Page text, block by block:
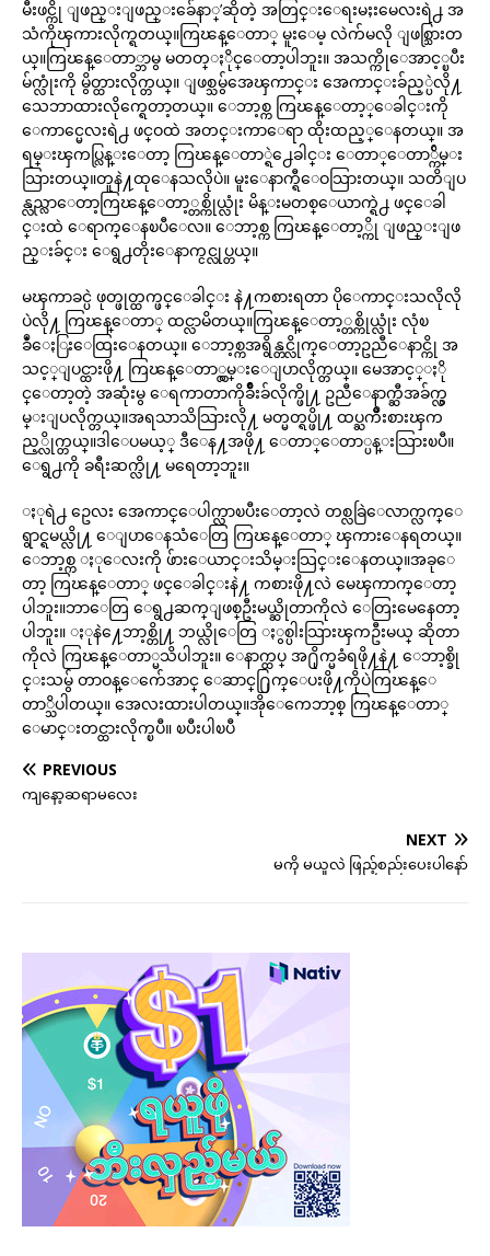
မီးဖင္ကို ျဖည္းျဖည္းခ်ေနာ္’ဆိုတဲ့ အတြင္းေရးမႈးမေလးရဲ႕ အ
သံကိုၾကားလိုက္ရတယ္။ကြၽန္ေတာ္ မူးေမ့ လဲက်မလို ျဖစ္သြားတ
ယ္။ကြၽန္ေတာ္ဘာမွ မတတ္ႏိုင္ေတာ့ပါဘူး။ အသက္ကိုေအာင့္ၿပီး
မ်က္လုံးကို မွိတ္ထားလိုက္တယ္။ ျဖစ္သမွ်အေၾကာင္း အေကာင္းခ်ည့္ပဲလို႔
သေဘာထားလိုက္ရေတာ့တယ္။ ေဘာ့စ္က ကြၽန္ေတာ့္ေခါင္းကို
ေကာင္မေလးရဲ႕ ဖင္ဝထဲ အတင္းကာေရာ ထိုးထည့္ေနတယ္။ အ
ရမ္းၾကပ္လြန္းေတာ့ ကြၽန္ေတာ္ရဲ႕ေခါင္း ေတာ္ေတာ္က်ိမ္း
သြားတယ္။တူနဲ႔ထုေနသလိုပဲ။ မူးေနာက္ရီေဝသြားတယ္။ သတိျပ
န္လည္လာေတာ့ကြၽန္ေတာ့္တစ္ကိုယ္လုံး မိန္းမတစ္ေယာက္ရဲ႕ ဖင္ေခါ
င္းထဲ ေရာက္ေနၿပီေလ။ ေဘာ့စ္က ကြၽန္ေတာ့္ကို ျဖည္းျဖ
ည္းခ်င္း ေရွ႕တိုးေနာက္ငင္လုပ္တယ္။
မၾကာခင္ပဲ ဖုတ္ဖုတ္ထက္ဖင္ေခါင္း နဲ႔ကစားရတာ ပိုေကာင္းသလိုလို
ပဲလို႔ ကြၽန္ေတာ္ ထင္လာမိတယ္။ကြၽန္ေတာ့္တစ္ကိုယ္လုံး လုံၿ
ခဳံေႏြးေထြးေနတယ္။ ေဘာ့စ္ကအရွိန္တင္လိုက္ေတာ့ဥညီေနာင္ကို အ
သင့္ျပင္ထားဖို႔ ကြၽန္ေတာ္လွမ္းေျပာလိုက္တယ္။ မေအာင့္ႏို
င္ေတာ့တဲ့ အဆုံးမွ ေရကာတာကိုခ်ိဳးခ်လိုက္ဖို႔ ဥညီေနာက္ဆီအခ်က္လွ
မ္းျပလိုက္တယ္။အရသာသိသြားလို႔ မတ္မတ္ရပ္ဖို႔ ထပ္ႀကိဳးစားၾက
ည့္လိုက္တယ္။ဒါေပမယ့္ ဒီေန႔အဖို႔ ေတာ္ေတာ္ပန္းသြားၿပီ။
ေရွ႕ကို ခရီးဆက္လို႔ မရေတာ့ဘူး။
ႏုရဲ႕ ဥေလး အေကာင္ေပါက္လာၿပီးေတာ့လဲ တစ္လခြဲေလာက္လက္ေ
ရွာင္ရမယ္လို႔ ေျပာေနသံေတြ ကြၽန္ေတာ္ ၾကားေနရတယ္။
ေဘာ့စ္က ႏုေလးကို ဖ်ားေယာင္းသိမ္းသြင္းေနတယ္။အခုေ
တာ့ ကြၽန္ေတာ္ ဖင္ေခါင္းနဲ႔ ကစားဖို႔လဲ မေၾကာက္ေတာ့
ပါဘူး။ဘာေတြ ေရွ႕ဆက္ျဖစ္ဦးမယ္ဆိုတာကိုလဲ ေတြးမေနေတာ့
ပါဘူး။ ႏုနဲ႔ေဘာ့စ္တို႔ ဘယ္လိုေတြ ႏွစ္ပါးသြားၾကဦးမယ္ ဆိုတာ
ကိုလဲ ကြၽန္ေတာ္မသိပါဘူး။ ေနာက္ထပ္ အ႐ိုက္မခံရဖို႔နဲ႔ ေဘာ့စ္ခို
င္းသမွ် တာဝန္ေက်ေအာင္ ေဆာင္႐ြက္ေပးဖို႔ကိုပဲကြၽန္ေ
တာ္သိပါတယ္။ အေလးထားပါတယ္။အိုေကေဘာ့စ္ ကြၽန္ေတာ္
ေမာင္းတင္ထားလိုက္ၿပီ။ ၿပီးပါၿပီ
PREVIOUS
ကျနော့ဆရာမလေး
NEXT
မကို မယူလဲ ဖြည့်စည်းပေးပါနော်